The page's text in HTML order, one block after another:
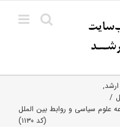
آزمون کارشناسی ارشد ۹۶ مجموعه علوم سیاسی و روابط بین الملل
(کد ۱۱۳۰)